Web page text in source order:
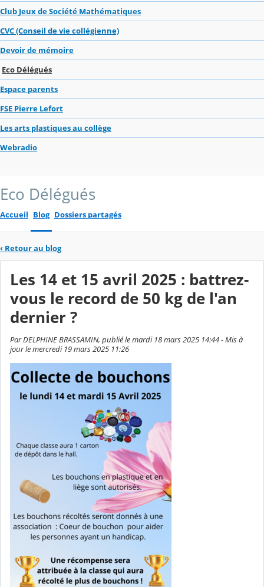
Club Jeux de Société Mathématiques
CVC (Conseil de vie collégienne)
Devoir de mémoire
Eco Délégués
Espace parents
FSE Pierre Lefort
Les arts plastiques au collège
Webradio
Eco Délégués
Accueil Blog Dossiers partagés
‹ Retour au blog
Les 14 et 15 avril 2025 : battrez-
vous le record de 50 kg de l'an
dernier ?
Par DELPHINE BRASSAMIN, publié le mardi 18 mars 2025 14:44 - Mis à
jour le mercredi 19 mars 2025 11:26